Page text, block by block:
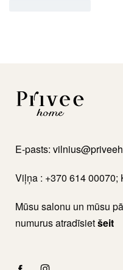
E-pasts:
Viļņa : +370 614
Mūsu salonu un mūsu
numurus atradīsietšeit